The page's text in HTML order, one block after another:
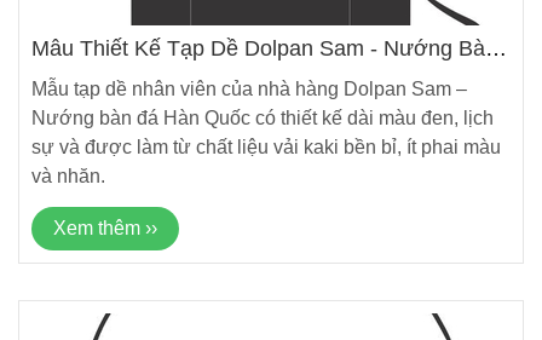
Mẫu Thiết Kế Tạp Dề Dolpan Sam - Nướng Bàn
Mẫu tạp dề nhân viên của nhà hàng Dolpan Sam –
Nướng bàn đá Hàn Quốc có thiết kế dài màu đen, lịch
sự và được làm từ chất liệu vải kaki bền bỉ, ít phai màu
và nhăn.
Xem thêm ››